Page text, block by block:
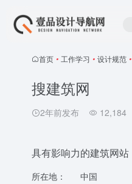
首页 • 工作学习 • 设计规范 •
搜建筑网
2年前发布 12,184
具有影响力的建筑网站
所在地：
中国